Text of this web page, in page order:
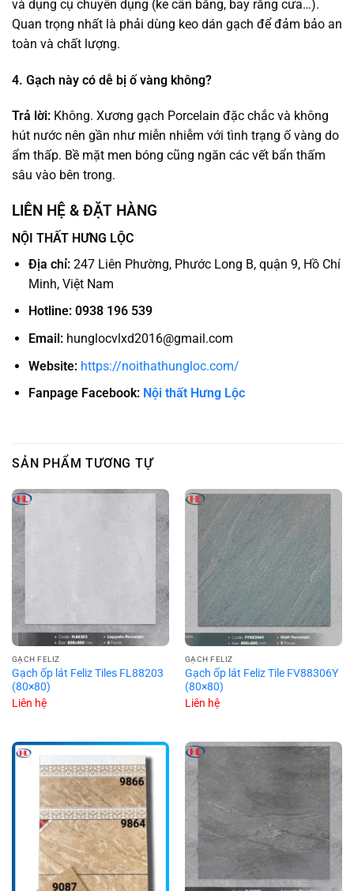
và dụng cụ chuyên dụng (ke cân bằng, bay răng cưa…).
Quan trọng nhất là phải dùng keo dán gạch để đảm bảo an
toàn và chất lượng.
4. Gạch này có dễ bị ố vàng không?
Trả lời: Không. Xương gạch Porcelain đặc chắc và không
hút nước nên gần như miễn nhiễm với tình trạng ố vàng do
ẩm thấp. Bề mặt men bóng cũng ngăn các vết bẩn thấm
sâu vào bên trong.
LIÊN HỆ & ĐẶT HÀNG
NỘI THẤT HƯNG LỘC
Địa chỉ:247 Liên Phường, Phước Long B, quận 9, Hồ Chí
Minh, Việt Nam
Hotline: 0938 196 539
Email:hunglocvlxd2016@gmail.com
Website: https://noithathungloc.com/
Fanpage Facebook: Nội thất Hưng Lộc
SẢN PHẨM TƯƠNG TỰ
GẠCH FELIZ
Gạch ốp lát Feliz Tiles FL88203
(80×80)
Liên hệ
GẠCH FELIZ
Gạch ốp lát Feliz Tile FV88306Y
(80×80)
Liên hệ